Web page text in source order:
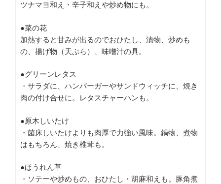
ツナマヨ和え・辛子和えや炒め物にも。
●菜の花
加熱すると甘みが出るのでおひたし、漬物、炒めも
の、揚げ物（天ぷら）、味噌汁の具。
●グリーンレタス
・サラダに、ハンバーガーやサンドウィッチに、焼き
肉の付け合せに。レタスチャーハンも。
●原木しいたけ
・菌床しいたけよりも肉厚で力強い風味。鍋物、煮物
はもちろん、焼き椎茸も。
●ほうれん草
・ソテーや炒めもの、おひたし・胡麻和えも。豚角煮